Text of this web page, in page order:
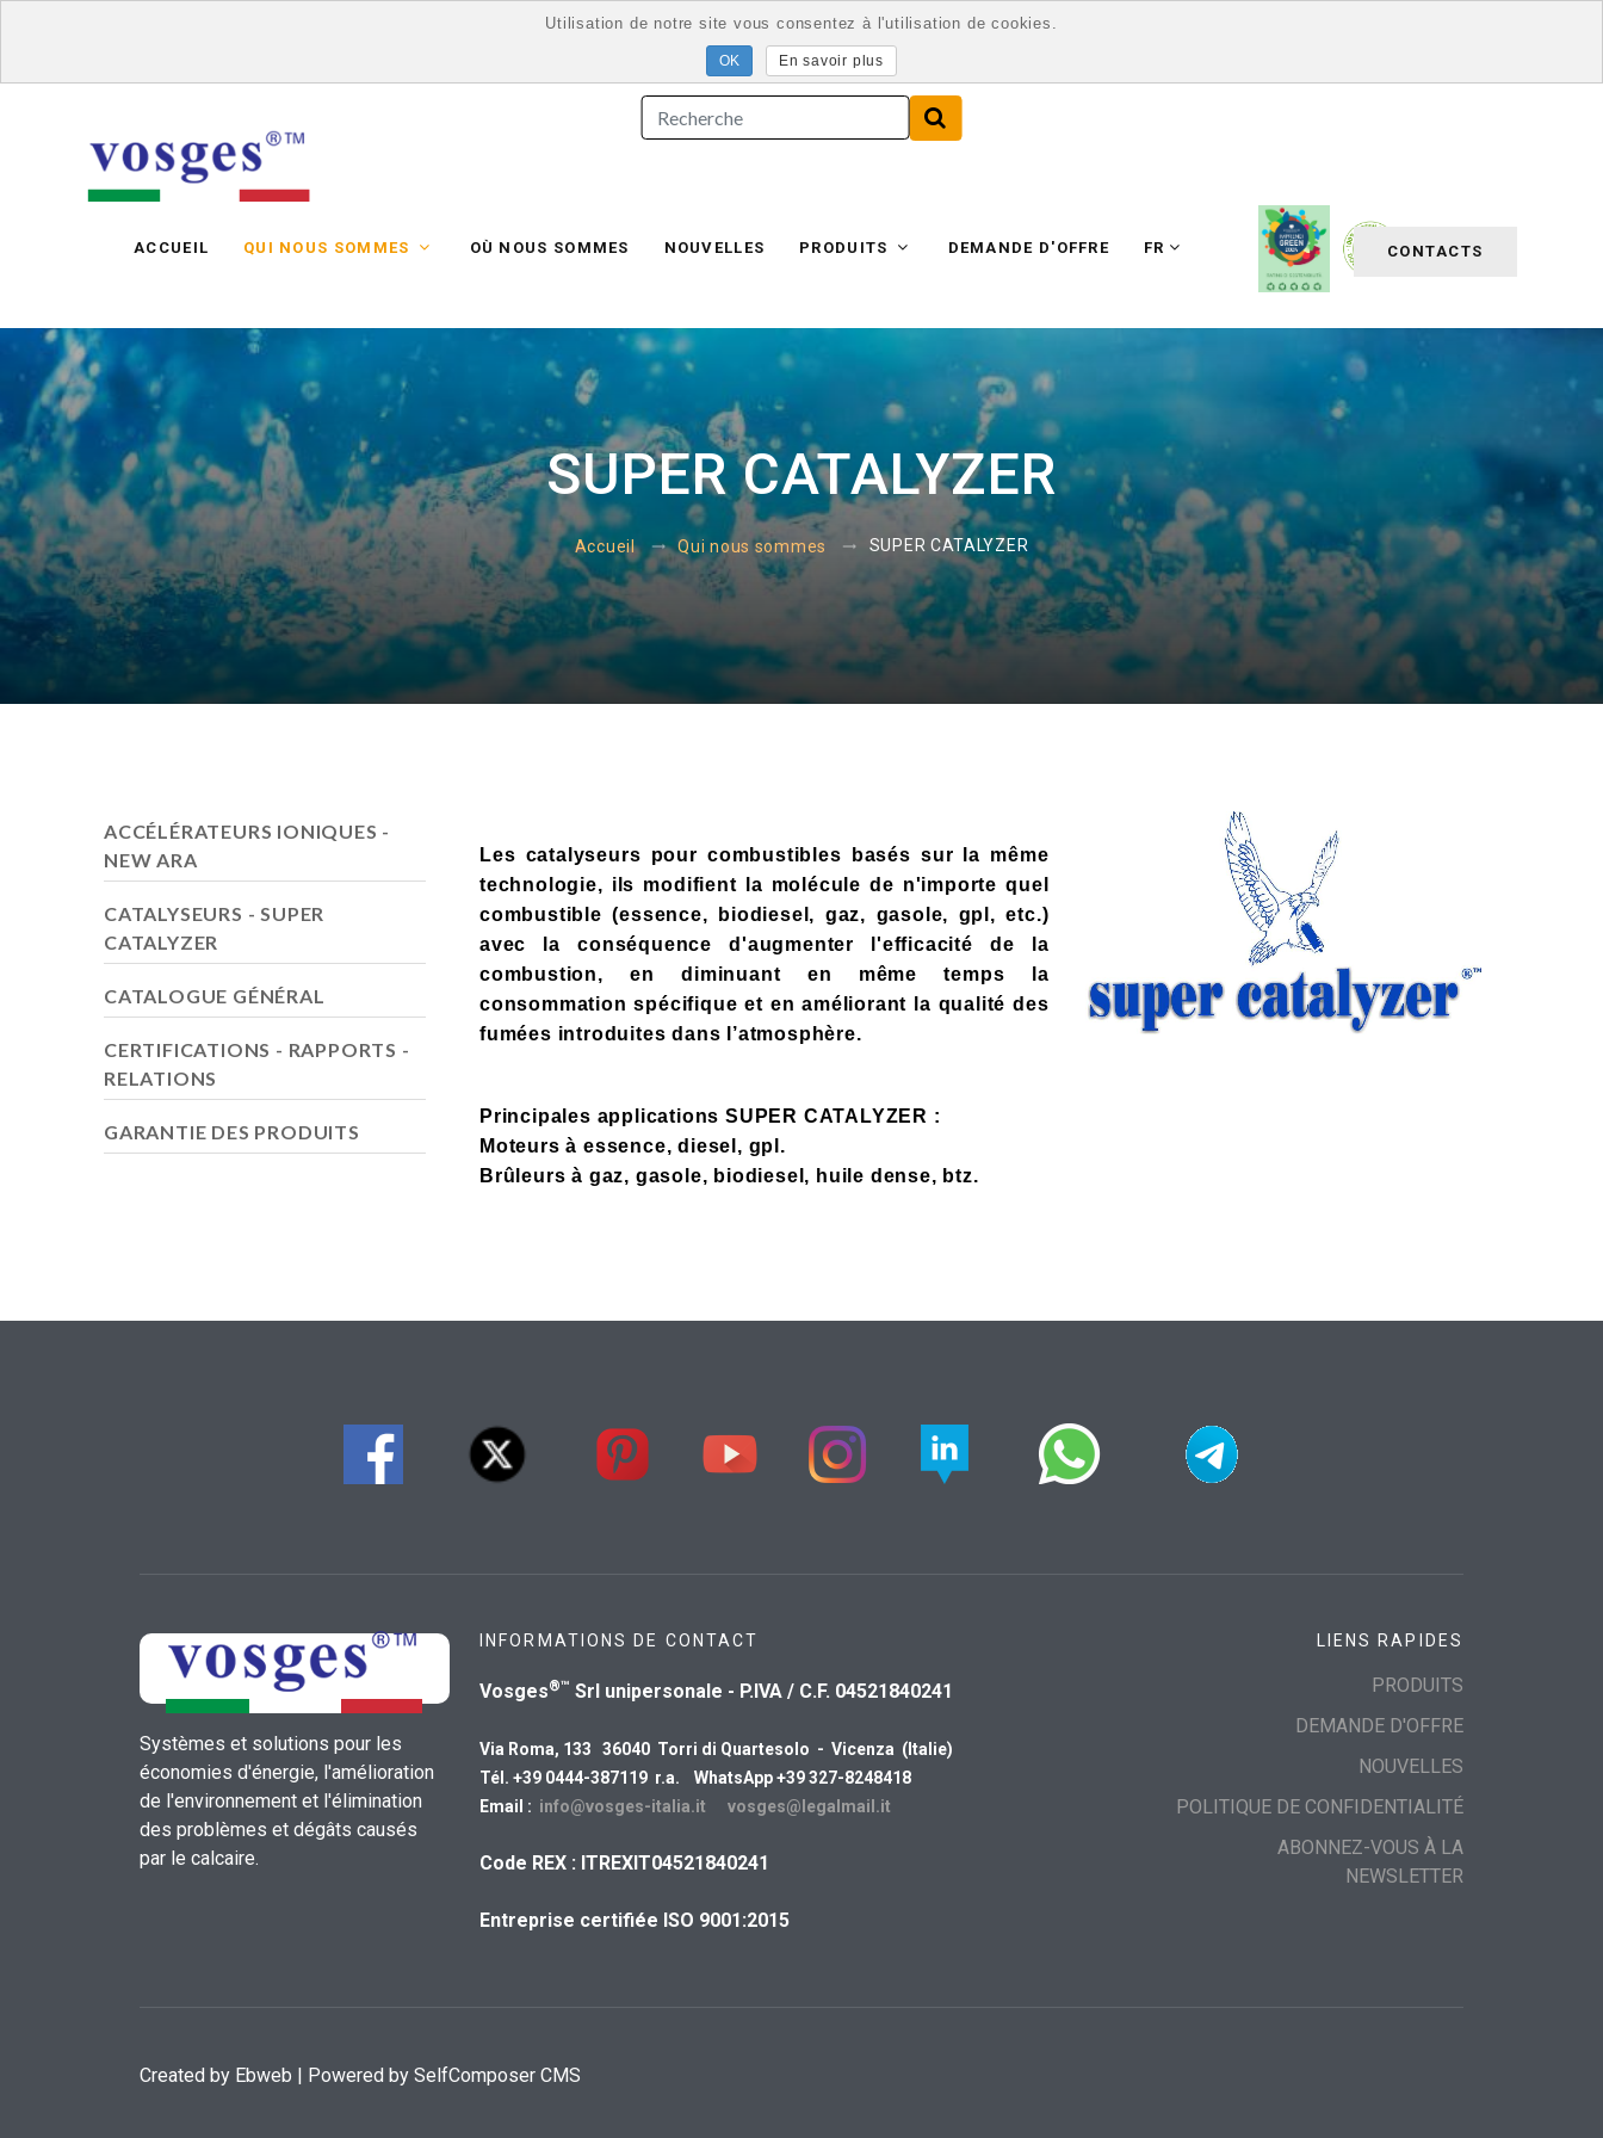
CONTACTS
ACCUEIL QUI NOUS SOMMES OÙ NOUS SOMMES NOUVELLES PRODUITS DEMANDE D'OFFRE FR
SUPER CATALYZER
Accueil Qui nous sommes SUPER CATALYZER
Les catalyseurs pour combustibles
basés sur la même
technologie, ils modifient la molécule de n'importe quel
combustible (essence, biodiesel, gaz, gasole, gpl, etc.)
avec la conséquence d'augmenter l'efficacité de la
combustion, en diminuant en même temps la
consommation spécifique et en améliorant la qualité des
fumées introduites dans l’atmosphère.
Principales applications SUPER CATALYZER :
Moteurs à essence, diesel, gpl.
Brûleurs à gaz, gasole, biodiesel, huile dense, btz.
ACCÉLÉRATEURS IONIQUES -
NEW ARA
CATALYSEURS - SUPER
CATALYZER
CATALOGUE GÉNÉRAL
CERTIFICATIONS - RAPPORTS -
RELATIONS
GARANTIE DES PRODUITS
Systèmes et solutions pour les
économies d'énergie, l'amélioration
de l'environnement et l'élimination
des problèmes et dégâts causés
par le calcaire.
INFORMATIONS DE CONTACT
Vosges®™ Srl unipersonale - P.IVA / C.F. 04521840241
Via Roma, 133 36040 Torri di Quartesolo - Vicenza (Italie)
Tél. +39 0444-387119 r.a. WhatsApp +39 327-8248418
Email : info@vosges-italia.it vosges@legalmail.it
Code REX : ITREXIT04521840241
Entreprise certifiée ISO 9001:2015
LIENS RAPIDES
PRODUITS
DEMANDE D'OFFRE
NOUVELLES
POLITIQUE DE CONFIDENTIALITÉ
ABONNEZ-VOUS À LA
NEWSLETTER
Created by Ebweb | Powered by SelfComposer CMS
Utilisation de notre site vous consentez à l'utilisation de cookies.
En savoir plus